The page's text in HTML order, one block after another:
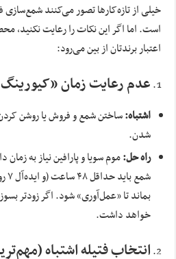
خیلی از تازه‌کارها تصور می‌کنند
است. اما اگر این نکات را رعایت نکنید،
اعتبار برندتان از بین می‌رود:
عدم رعایت زمان
اشتباه:ساختن شمع و فروش یا روشن
شدن.
راه حل:موم سویا و پارافین نیاز به زمان
بماند تا «عمل‌آوری» شود. اگر زودتر
خواهد داشت.
انتخاب فتیله اشتباه